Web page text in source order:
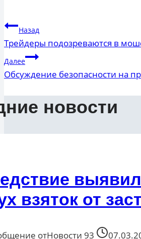
Навигация
по
записям
Назад
Трейдеры подозреваются в
Далее
Обсуждение безопасности на
новости
взяток от
отНовости 93